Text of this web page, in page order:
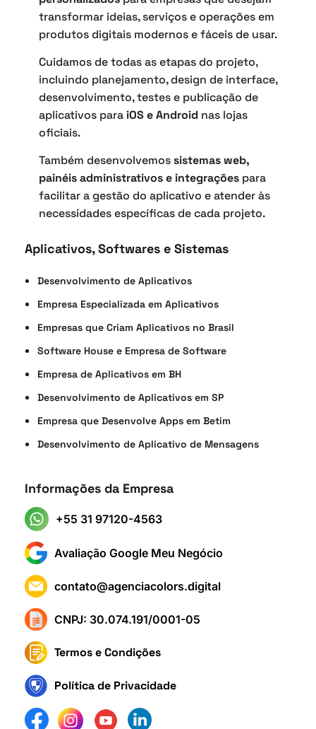
transformar ideias, serviços e operações em
produtos digitais modernos e fáceis de usar.
Cuidamos de todas as etapas do projeto,
incluindo planejamento, design de interface,
desenvolvimento, testes e publicação de
aplicativos para iOS e Android nas lojas
oficiais.
Também desenvolvemossistemas web,
painéis administrativos e integrações para
facilitar a gestão do aplicativo e atender às
necessidades específicas de cada projeto.
Aplicativos, Softwares e Sistemas
Desenvolvimento de Aplicativos
Empresa Especializada em Aplicativos
Empresas que Criam Aplicativos no Brasil
Software House e Empresa de Software
Empresa de Aplicativos em BH
Desenvolvimento de Aplicativos em SP
Empresa que Desenvolve Apps em Betim
Desenvolvimento de Aplicativo de Mensagens
Informações da Empresa
+55 31 97120-4563
Avaliação Google Meu Negócio
contato@agenciacolors.digital
CNPJ: 30.074.191/0001-05
Termos e Condições
Política de Privacidade